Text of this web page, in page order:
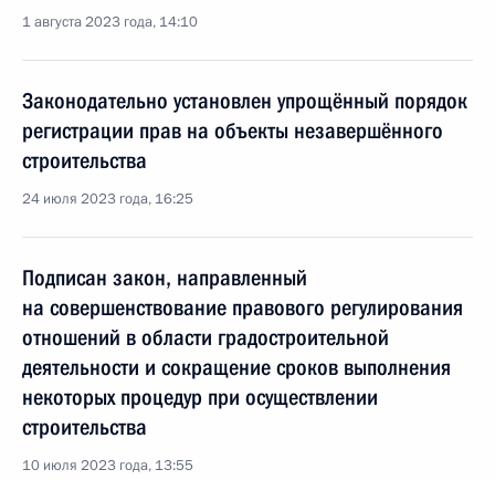
1 августа 2023 года, 14:10
Законодательно установлен упрощённый порядок
регистрации прав на объекты незавершённого
строительства
24 июля 2023 года, 16:25
Подписан закон, направленный
на совершенствование правового регулирования
отношений в области градостроительной
деятельности и сокращение сроков выполнения
некоторых процедур при осуществлении
строительства
10 июля 2023 года, 13:55